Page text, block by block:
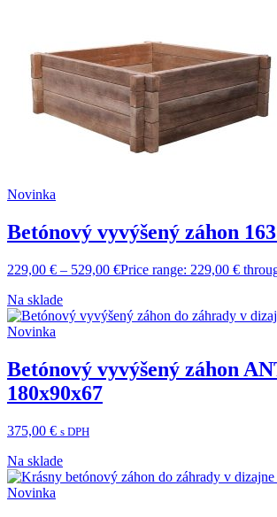
Novinka
Betónový vyvýšený záhon
229,00 € – 529,00 €Price range: 229,00 €
Na sklade
Novinka
Betónový vyvýšený záhon
180x90x67
375,00 € s DPH
Na sklade
Novinka